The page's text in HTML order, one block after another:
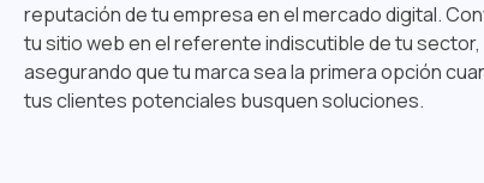
reputación de tu empresa en el mercado digital.
tu sitio web en el referente indiscutible de tu sector,
asegurando que tu marca sea la primera opción
tus clientes potenciales busquen soluciones.